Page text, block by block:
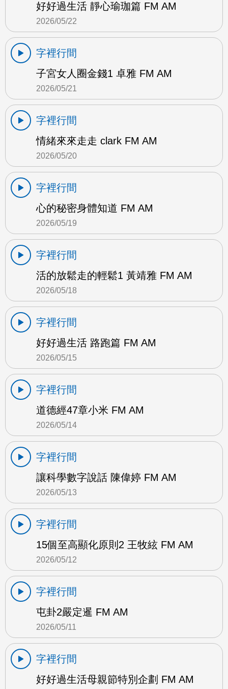
好好過生活 靜心瑜珈篇 FM AM
2026/05/22
字裡行間
子宮女人圈金錢1 卓雅 FM AM
2026/05/21
字裡行間
情緒來來走走 clark FM AM
2026/05/20
字裡行間
心的秘密身體知道 FM AM
2026/05/19
字裡行間
活的放鬆走的輕鬆1 黃靖雅 FM AM
2026/05/18
字裡行間
好好過生活 路跑篇 FM AM
2026/05/15
字裡行間
道德經47章小米 FM AM
2026/05/14
字裡行間
讓科學數字說話 陳偉婷 FM AM
2026/05/13
字裡行間
15個至高顯化原則2 王牧絃 FM AM
2026/05/12
字裡行間
屯卦2嚴定暹 FM AM
2026/05/11
字裡行間
好好過生活母親節特別企劃 FM AM